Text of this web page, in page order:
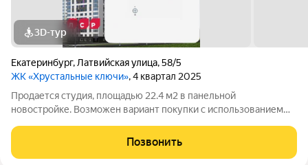
3D-тур
Екатеринбург, Латвийская улица,58/5
ЖК «Хрустальные ключи», 4 квартал 2025
Продается студия, площадью 22.4 м2 в панельной
новостройке. Возможен вариант покупки с использованием
отделка под ключ. Квартира располагается на 19 этаже 25-
этажного дома в ЖК Хрустальные
Позвонить